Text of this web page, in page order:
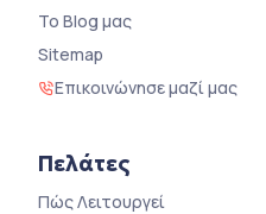
Το Blog μας
Sitemap
Επικοινώνησε μαζί μας
Πελάτες
Πώς Λειτουργεί